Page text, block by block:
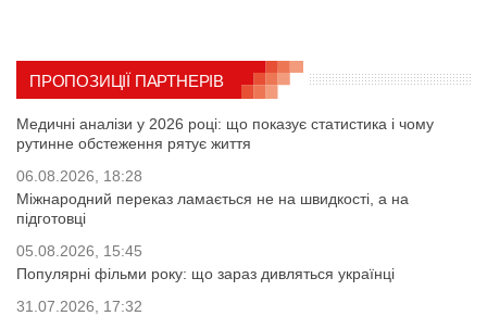
ПРОПОЗИЦІЇ ПАРТНЕРІВ
Медичні аналізи у 2026 році: що показує статистика і чому
рутинне обстеження рятує життя
06.08.2026, 18:28
Міжнародний переказ ламається не на швидкості, а на
підготовці
05.08.2026, 15:45
Популярні фільми року: що зараз дивляться українці
31.07.2026, 17:32